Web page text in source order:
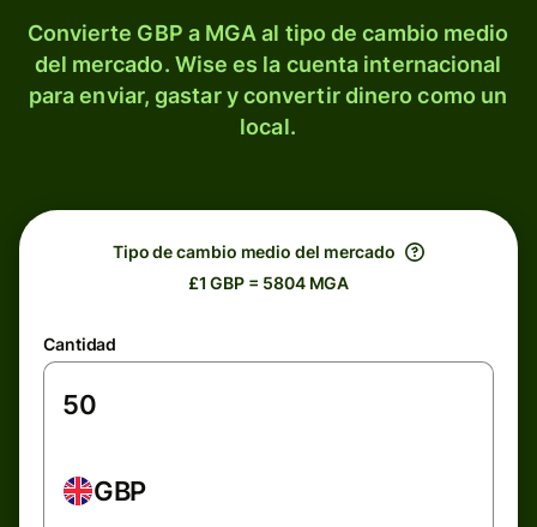
Convierte GBP a MGA al tipo de cambio medio
del mercado. Wise es la cuenta internacional
para enviar, gastar y convertir dinero como un
local.
Tipo de cambio medio del mercado
£1 GBP = 5804 MGA
Cantidad
GBP